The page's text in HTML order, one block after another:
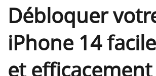
Déverrouillage & Récupération
Transfert
Multimédia
Débloquer
iPhone 14
et efficacement